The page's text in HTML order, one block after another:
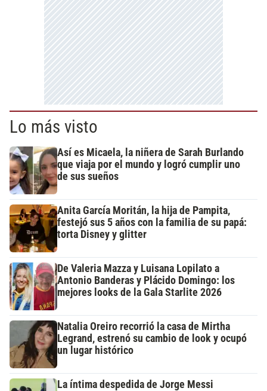
Lo más visto
Así es Micaela, la niñera de Sarah Burlando
que viaja por el mundo y logró cumplir uno
de sus sueños
Anita García Moritán, la hija de Pampita,
festejó sus 5 años con la familia de su papá:
torta Disney y glitter
De Valeria Mazza y Luisana Lopilato a
Antonio Banderas y Plácido Domingo: los
mejores looks de la Gala Starlite 2026
Natalia Oreiro recorrió la casa de Mirtha
Legrand, estrenó su cambio de look y ocupó
un lugar histórico
La íntima despedida de Jorge Messi